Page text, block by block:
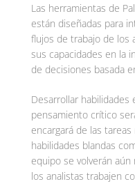
Las herramientas de
están diseñadas para
flujos de trabajo de los
sus capacidades en la
de decisiones basada
Desarrollar habilidades
pensamiento crítico
encargará de las
habilidades blandas
equipo se volverán
los analistas trabajen